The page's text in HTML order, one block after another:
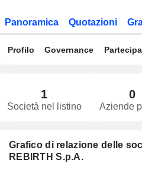
Panoramica Quotazioni
Profilo Governance
1
Società nel listino
0
Aziende
Grafico di relazione delle
REBIRTH S.p.A.